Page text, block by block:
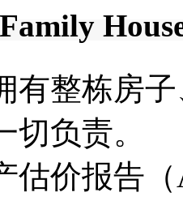
有整栋房
切负责。
估价报告（